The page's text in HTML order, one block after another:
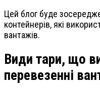
Цей блог буде
контейнерів, які
вантажів.
Види тари, що
перевезенні